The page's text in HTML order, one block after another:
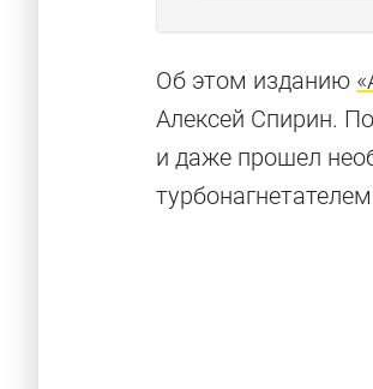
Об этом изданию
Алексей Спирин.
и даже прошел